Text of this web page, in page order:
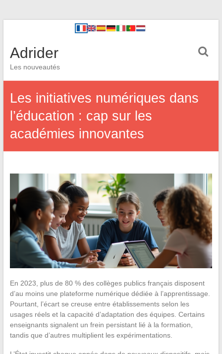
Adrider
Les nouveautés
Les initiatives numériques dans
l’éducation : cap sur les
académies innovantes
En 2023, plus de 80 % des collèges publics français disposent
d’au moins une plateforme numérique dédiée à l’apprentissage.
Pourtant, l’écart se creuse entre établissements selon les
usages réels et la capacité d’adaptation des équipes. Certains
enseignants signalent un frein persistant lié à la formation,
tandis que d’autres multiplient les expérimentations.